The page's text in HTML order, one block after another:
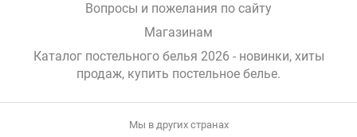
Вопросы и пожелания по сайту
Магазинам
Каталог постельного белья 2026 - новинки, хиты
продаж, купить постельное белье.
Мы в других странах